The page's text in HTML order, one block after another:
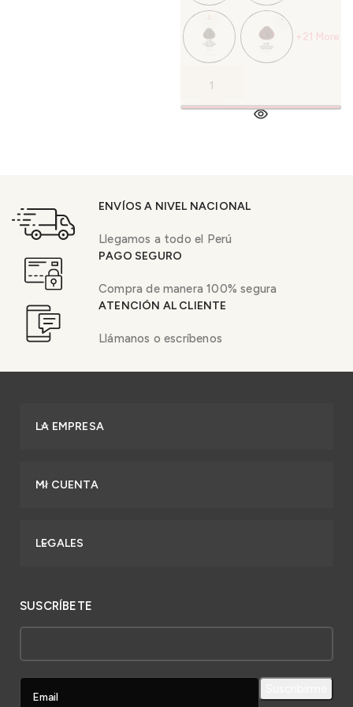
+21 More
ENVÍOS A NIVEL NACIONAL
Llegamos a todo el Perú
PAGO SEGURO
Compra de manera 100% segura
ATENCIÓN AL CLIENTE
Llámanos o escríbenos
LA EMPRESA
MI CUENTA
LEGALES
SUSCRÍBETE